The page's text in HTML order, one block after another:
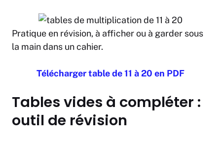
Pratique en révision, à afficher ou à garder sous
la main dans un cahier.
Télécharger table de 11 à 20 en PDF
Tables vides à compléter :
outil de révision